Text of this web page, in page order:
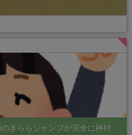
きららジャンプが完全に神ｷﾀ